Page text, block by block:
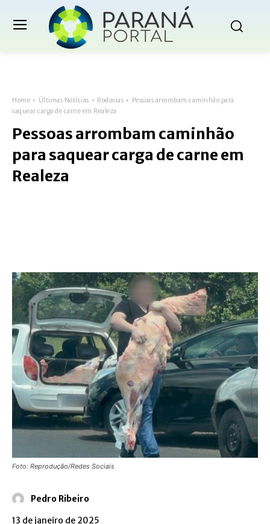
Home Últimas Notícias Rodovias
Pessoas arrombam caminhão para
saquear carga de carne em Realeza
Pessoas arrombam caminhão
para saquear carga de carne em
Realeza
Foto: Reprodução/Redes Sociais
Pedro Ribeiro
13 de janeiro de 2025